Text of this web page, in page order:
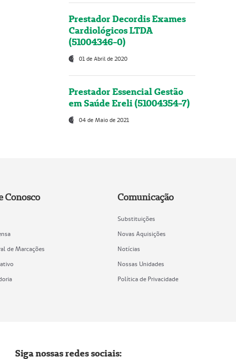
Prestador Decordis Exames
Cardiológicos LTDA
(51004346-0)
01 de Abril de 2020
Prestador Essencial Gestão
em Saúde Ereli (51004354-7)
04 de Maio de 2021
Conosco
de Marcações
Comunicação
Substituições
Novas Aquisições
Notícias
Nossas Unidades
Política de Privacidade
Siga nossas redes sociais: